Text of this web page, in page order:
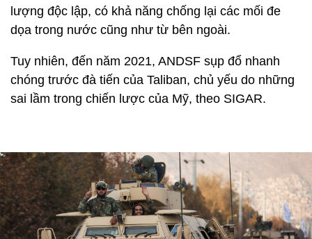
lượng độc lập, có khả năng chống lại các mối đe
dọa trong nước cũng như từ bên ngoài.
Tuy nhiên, đến năm 2021, ANDSF sụp đổ nhanh
chóng trước đà tiến của Taliban, chủ yếu do những
sai lầm trong chiến lược của Mỹ, theo SIGAR.